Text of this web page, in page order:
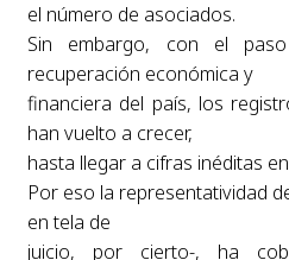
el número de asociados.
Sin embargo, con el
recuperación económica y
financiera del país, los
han vuelto a crecer,
hasta llegar a cifras inéditas
Por eso la representatividad
en tela de
juicio, por cierto-, ha